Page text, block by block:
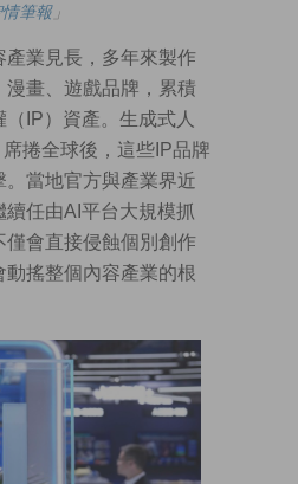
筆報」
產業見長，多年來製作
漫畫、遊戲品牌，累積
IP）資產。生成式人
捲全球後，這些IP品牌
當地官方與產業界近
任由AI平台大規模抓
僅會直接侵蝕個別創作
動搖整個內容產業的根